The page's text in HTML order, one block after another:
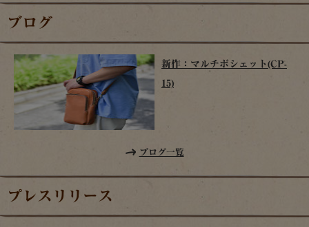
ブログ
新作：マルチポシェット(CP-
15)
ブログ一覧
プレスリリース